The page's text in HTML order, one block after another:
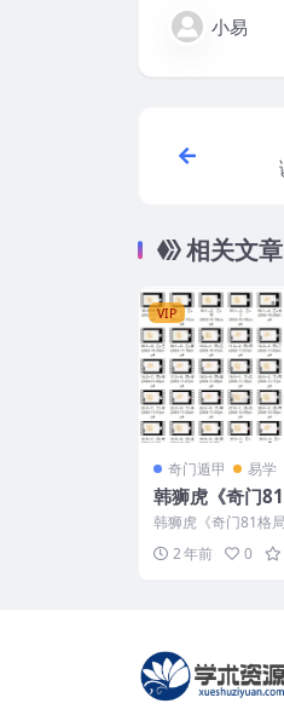
小易
相关文章
VIP
奇门遁甲 易学
韩狮虎《奇门
3集
韩狮虎《奇门81格
05001 00-0格局先
0... 2 年前 0